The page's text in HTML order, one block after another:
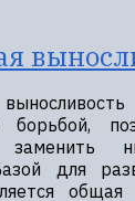
борьбой,
для
общая